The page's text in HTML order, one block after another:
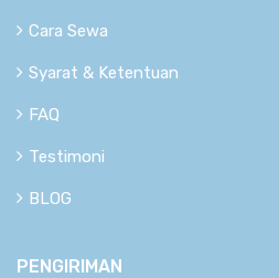
Cara Sewa
Syarat & Ketentuan
FAQ
Testimoni
BLOG
PENGIRIMAN